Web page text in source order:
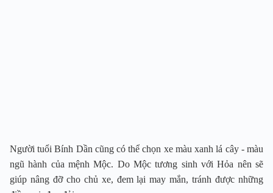
Người tuổi Bính Dần cũng có thể chọn xe màu xanh lá cây - màu
ngũ hành của mệnh Mộc. Do Mộc tương sinh với Hỏa nên sẽ
giúp nâng đỡ cho chủ xe, đem lại may mắn, tránh được những